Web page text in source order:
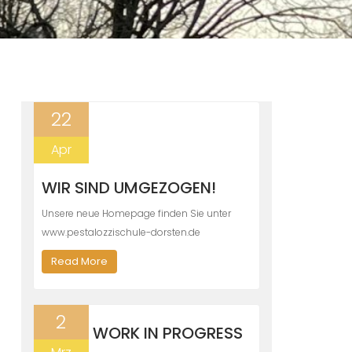
22
Apr
WIR SIND UMGEZOGEN!
Unsere neue Homepage finden Sie unter
www.pestalozzischule-dorsten.de
Read More
2 WORK IN PROGRESS